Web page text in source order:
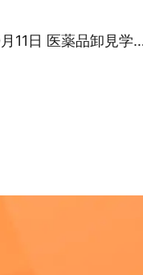
11日 医薬品卸見学